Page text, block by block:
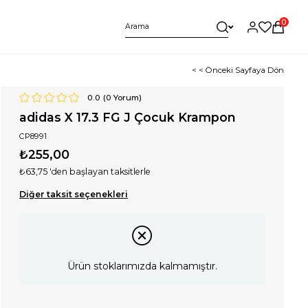
0
< < Önceki Sayfaya Dön
0.0 (0 Yorum)
adidas X 17.3 FG J Çocuk Krampon
CP8991
₺255,00
₺63,75 'den başlayan taksitlerle
Diğer taksit seçenekleri
Ürün stoklarımızda kalmamıştır.